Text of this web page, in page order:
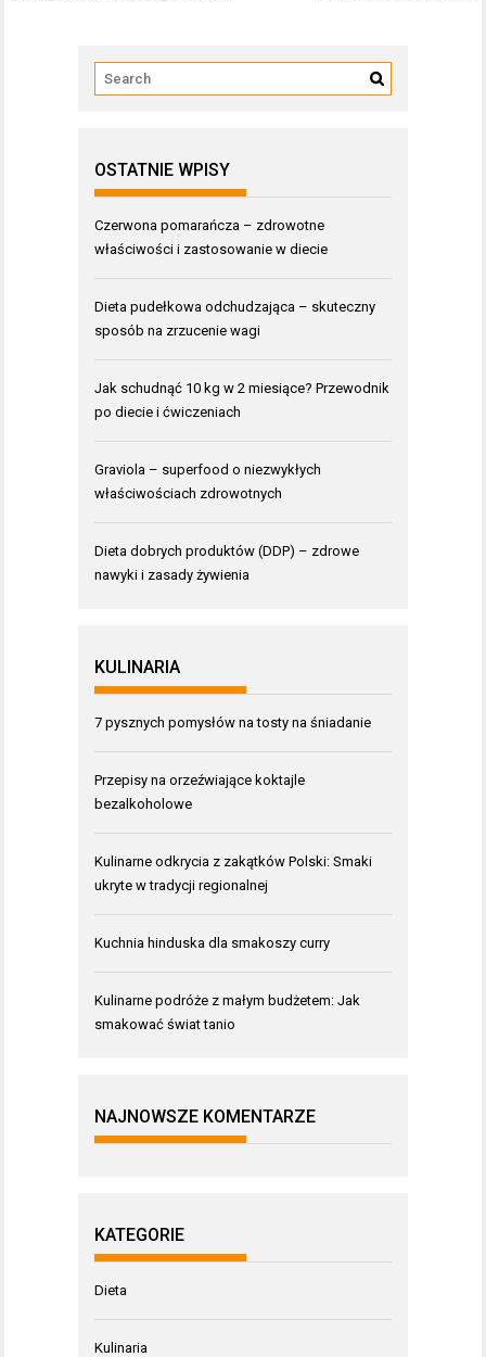
OSTATNIE WPISY
Czerwona pomarańcza – zdrowotne
właściwości i zastosowanie w diecie
Dieta pudełkowa odchudzająca – skuteczny
sposób na zrzucenie wagi
Jak schudnąć 10 kg w 2 miesiące? Przewodnik
po diecie i ćwiczeniach
Graviola – superfood o niezwykłych
właściwościach zdrowotnych
Dieta dobrych produktów (DDP) – zdrowe
nawyki i zasady żywienia
KULINARIA
7 pysznych pomysłów na tosty na śniadanie
Przepisy na orzeźwiające koktajle
bezalkoholowe
Kulinarne odkrycia z zakątków Polski: Smaki
ukryte w tradycji regionalnej
Kuchnia hinduska dla smakoszy curry
Kulinarne podróże z małym budżetem: Jak
smakować świat tanio
NAJNOWSZE KOMENTARZE
KATEGORIE
Dieta
Kulinaria